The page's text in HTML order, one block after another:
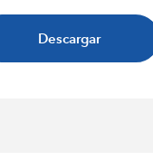
Descargar